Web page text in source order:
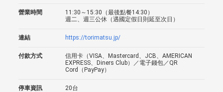
營業時間
11:30～15:30（最後點餐14:30）
週二、週三公休（遇國定假日則延至次日）
連結 https://torimatsu.jp/
付款方式
信用卡（VISA、Mastercard、JCB、AMERICAN
EXPRESS、Diners Club）／電子錢包／QR
Cord（PayPay）
停車資訊 20台